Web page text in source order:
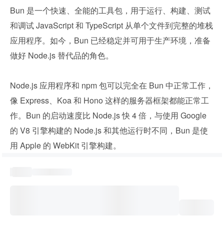
Bun 是一个快速、全能的工具包，用于运行、构建、测试
和调试 JavaScript 和 TypeScript 从单个文件到完整的堆栈
应用程序。如今，Bun 已经稳定并可用于生产环境，准备
做好 Node.js 替代品的角色。
Node.js 应用程序和 npm 包可以完全在 Bun 中正常工作，
像 Express、Koa 和 Hono 这样的服务器框架都能正常工
作。Bun 的启动速度比 Node.js 快 4 倍，与使用 Google
的 V8 引擎构建的 Node.js 和其他运行时不同，Bun 是使
用 Apple 的 WebKit 引擎构建。